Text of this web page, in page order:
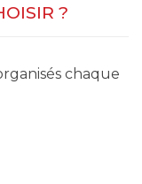
?
chaque